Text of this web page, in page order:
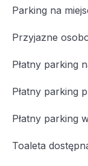
Parking na
Przyjazne
Płatny parking
Płatny parking
Płatny parking
Toaleta